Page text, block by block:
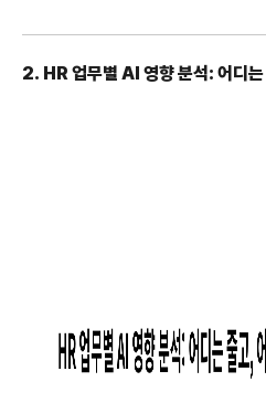
2. HR 업무별 AI 영향 분석: 어디